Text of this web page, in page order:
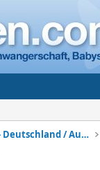
Adoption + Pflegeeltern - Deutschland / Ausland